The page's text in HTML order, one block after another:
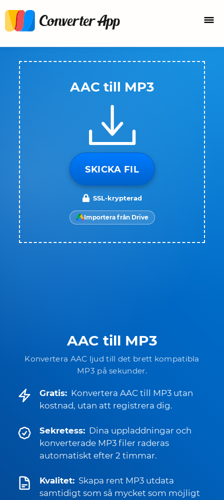
AAC till MP3
Konvertera AAC ljud till det brett kompatibla
MP3 på sekunder.
Gratis: Konvertera AAC till MP3 utan
kostnad, utan att registrera dig.
Sekretess: Dina uppladdningar och
konverterade MP3 filer raderas
automatiskt efter 2 timmar.
Kvalitet: Skapa rent MP3 utdata
samtidigt som så mycket som möjligt
AAC till MP3
SKICKA FIL
SSL-krypterad
Importera från Drive